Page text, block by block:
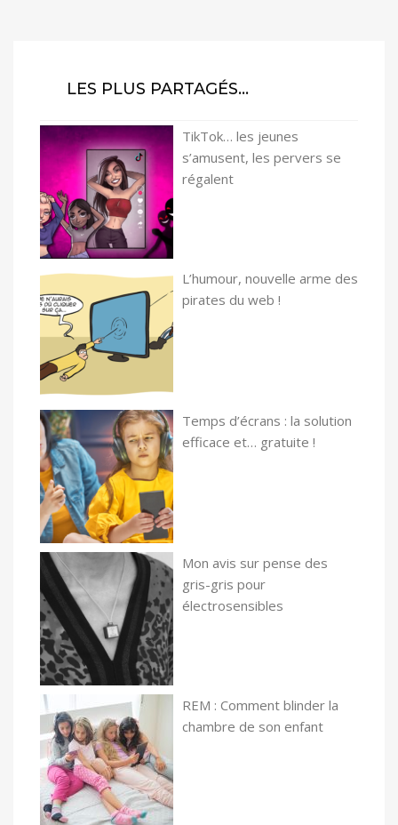
LES PLUS PARTAGÉS…
TikTok… les jeunes
s’amusent, les pervers se
régalent
L’humour, nouvelle arme des
pirates du web !
Temps d’écrans : la solution
efficace et… gratuite !
Mon avis sur pense des
gris-gris pour
électrosensibles
REM : Comment blinder la
chambre de son enfant